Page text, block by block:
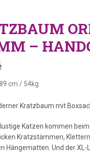
–
cm / 54kg
Kratzbaum mit
Katzen kommen
Kratzstämmen,
Hängematten. Und der